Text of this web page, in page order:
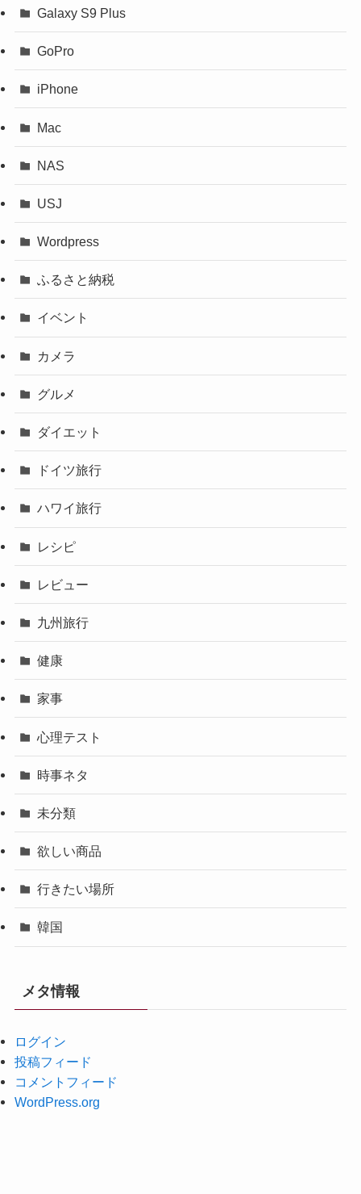
Galaxy S9 Plus
GoPro
iPhone
Mac
NAS
USJ
Wordpress
ふるさと納税
イベント
カメラ
グルメ
ダイエット
ドイツ旅行
ハワイ旅行
レシピ
レビュー
九州旅行
健康
家事
心理テスト
時事ネタ
未分類
欲しい商品
行きたい場所
韓国
メタ情報
ログイン
投稿フィード
コメントフィード
WordPress.org